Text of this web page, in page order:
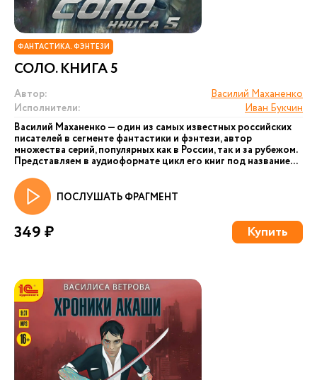
ФАНТАСТИКА. ФЭНТЕЗИ
СОЛО. КНИГА 5
Автор:
Василий Маханенко
Исполнители:
Иван Букчин
Василий Маханенко — один из самых известных российских
писателей в сегменте фантастики и фэнтези, автор
множества серий, популярных как в России, так и за рубежом.
Представляем в аудиоформате цикл его книг под название...
ПОСЛУШАТЬ ФРАГМЕНТ
349 ₽ Купить